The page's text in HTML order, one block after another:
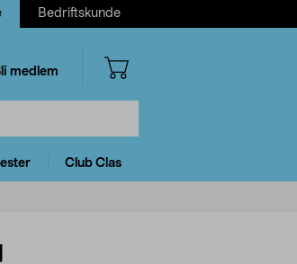
Bedriftskunde
medlem
Club Clas